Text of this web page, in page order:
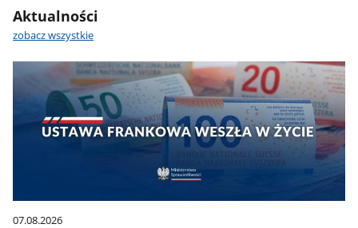
Aktualności
zobacz wszystkie
07.08.2026